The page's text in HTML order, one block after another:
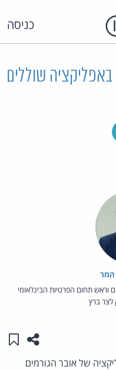
כניסה
שוללים
המר
וראש תחום הפרטיות הבינלאומי
לצר ברץ
שתפו
של אובר הגורמים